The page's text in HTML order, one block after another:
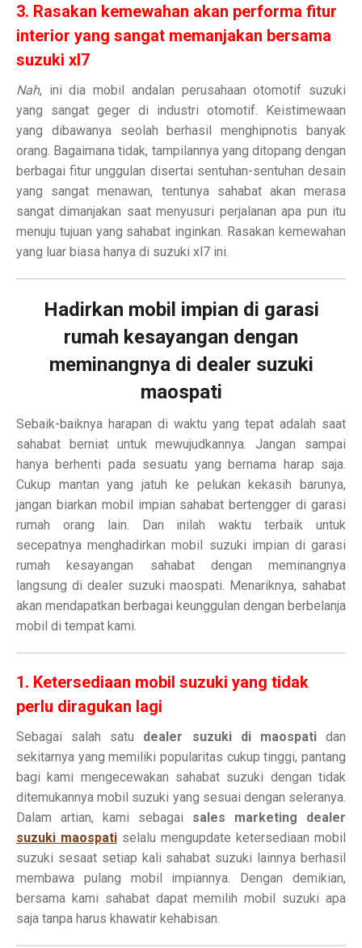
3. Rasakan kemewahan akan performa fitur
interior yang sangat memanjakan bersama
suzuki xl7
Nah, ini dia mobil andalan perusahaan otomotif suzuki
yang sangat geger di industri otomotif. Keistimewaan
yang dibawanya seolah berhasil menghipnotis banyak
orang. Bagaimana tidak, tampilannya yang ditopang dengan
berbagai fitur unggulan disertai sentuhan-sentuhan desain
yang sangat menawan, tentunya sahabat akan merasa
sangat dimanjakan saat menyusuri perjalanan apa pun itu
menuju tujuan yang sahabat inginkan. Rasakan kemewahan
yang luar biasa hanya di suzuki xl7 ini.
Hadirkan mobil impian di garasi
rumah kesayangan dengan
meminangnya di dealer suzuki
maospati
Sebaik-baiknya harapan di waktu yang tepat adalah saat
sahabat berniat untuk mewujudkannya. Jangan sampai
hanya berhenti pada sesuatu yang bernama harap saja.
Cukup mantan yang jatuh ke pelukan kekasih barunya,
jangan biarkan mobil impian sahabat bertengger di garasi
rumah orang lain. Dan inilah waktu terbaik untuk
secepatnya menghadirkan mobil suzuki impian di garasi
rumah kesayangan sahabat dengan meminangnya
langsung di dealer suzuki maospati. Menariknya, sahabat
akan mendapatkan berbagai keunggulan dengan berbelanja
mobil di tempat kami.
1. Ketersediaan mobil suzuki yang tidak
perlu diragukan lagi
Sebagai salah satu dealer suzuki di maospatidan
sekitarnya yang memiliki popularitas cukup tinggi, pantang
bagi kami mengecewakan sahabat suzuki dengan tidak
ditemukannya mobil suzuki yang sesuai dengan seleranya.
Dalam artian, kami sebagai sales marketing dealer
suzuki maospati selalu mengupdate ketersediaan mobil
suzuki sesaat setiap kali sahabat suzuki lainnya berhasil
membawa pulang mobil impiannya. Dengan demikian,
bersama kami sahabat dapat memilih mobil suzuki apa
saja tanpa harus khawatir kehabisan.